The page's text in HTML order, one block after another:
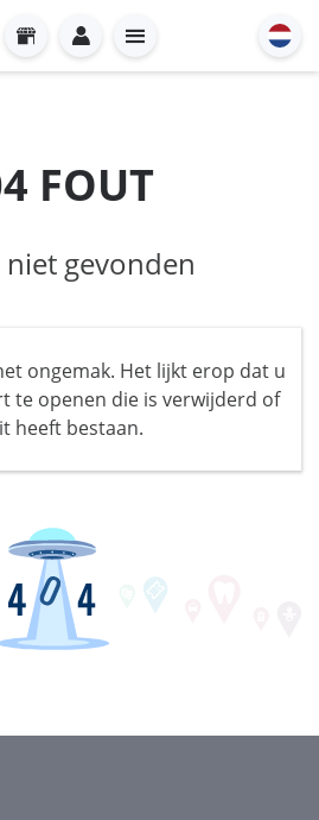
FOUT
niet gevonden
ongemak. Het lijkt erop dat u
te openen die is verwijderd of
heeft bestaan.